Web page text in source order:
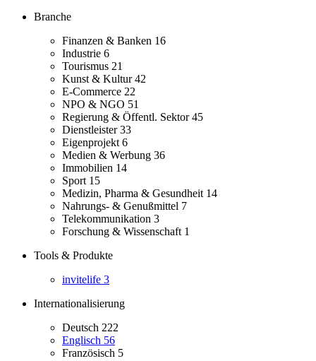
Branche
Finanzen & Banken 16
Industrie 6
Tourismus 21
Kunst & Kultur42
E-Commerce 22
NPO & NGO 51
Regierung & Öffentl. Sektor45
Dienstleister33
Eigenprojekt 6
Medien & Werbung 36
Immobilien 14
Sport 15
Medizin, Pharma & Gesundheit 14
Nahrungs- & Genußmittel 7
Telekommunikation 3
Forschung & Wissenschaft 1
Tools & Produkte
invitelife 3
Internationalisierung
Deutsch 222
Englisch 56
Französisch 5